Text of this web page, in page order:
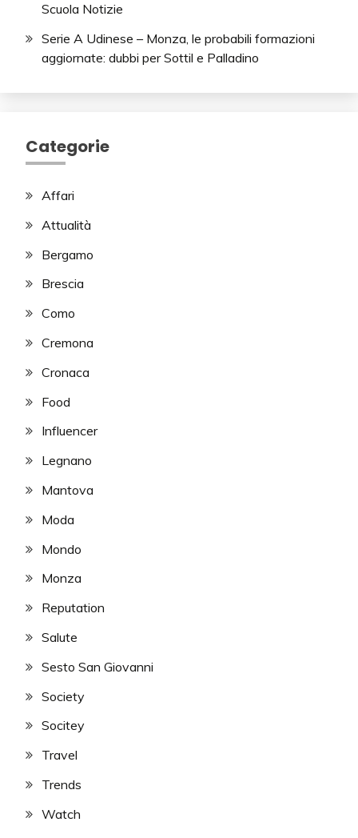
Scuola Notizie
Serie A Udinese – Monza, le probabili formazioni
aggiornate: dubbi per Sottil e Palladino
Categorie
Affari
Attualità
Bergamo
Brescia
Como
Cremona
Cronaca
Food
Influencer
Legnano
Mantova
Moda
Mondo
Monza
Reputation
Salute
Sesto San Giovanni
Society
Socitey
Travel
Trends
Watch